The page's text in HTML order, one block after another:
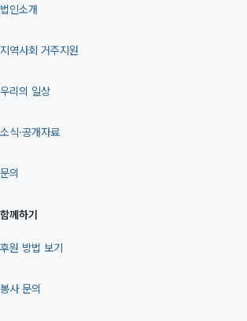
법인소개
지역사회 거주지원
우리의 일상
소식·공개자료
문의
함께하기
후원 방법 보기
봉사 문의